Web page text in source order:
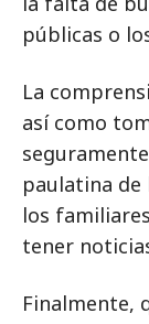
públicas o
La
así como
paulatina de
los
tener
Finalmente,